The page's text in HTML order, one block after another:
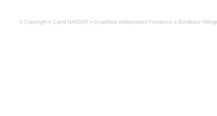
© Copyright Camil NASSER Graphiste indépendant Freelance à Bordeaux-